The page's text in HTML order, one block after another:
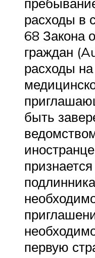
расходы в
68 Закона
граждан
расходы
быть
первую